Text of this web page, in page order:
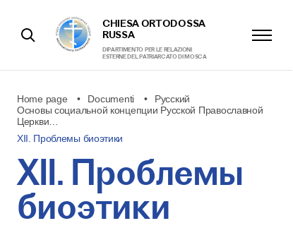
CHIESA ORTODOSSA
RUSSA
DIPARTIMENTO PER LE RELAZIONI
ESTERNE DEL PATRIARCATO DI MOSCA
Home page Documenti
Русский
Основы социальной концепции Русской Православной
Церкви…
XII. Проблемы биоэтики
XII. Проблемы
биоэтики